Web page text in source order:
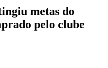
metas do
pelo clube